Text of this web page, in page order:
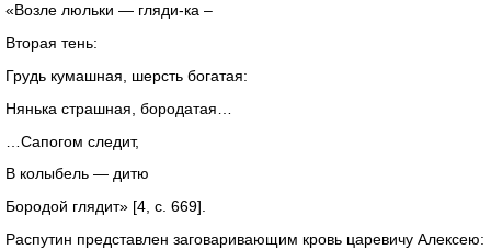
«Возле люльки — гляди-ка –
Вторая тень:
Грудь кумашная, шерсть богатая:
Нянька страшная, бородатая…
…Сапогом следит,
В колыбель — дитю
Бородой глядит» [4, с. 669].
Распутин представлен заговаривающим кровь царевичу Алексею: